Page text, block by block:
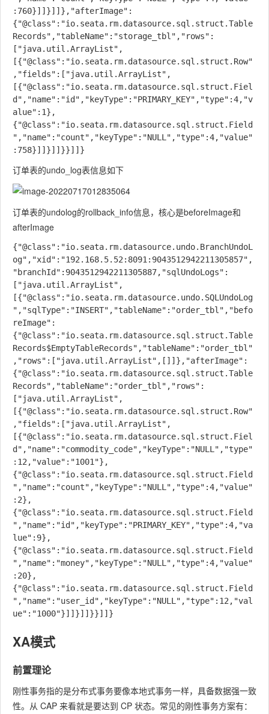
:760}]]}]]},"afterImage":
{"@class":"io.seata.rm.datasource.sql.struct.Table
Records","tableName":"storage_tbl","rows":
["java.util.ArrayList",
[{"@class":"io.seata.rm.datasource.sql.struct.Row"
,"fields":["java.util.ArrayList",
[{"@class":"io.seata.rm.datasource.sql.struct.Fiel
d","name":"id","keyType":"PRIMARY_KEY","type":4,"v
alue":1},
{"@class":"io.seata.rm.datasource.sql.struct.Field
","name":"count","keyType":"NULL","type":4,"value"
订单表的undo_log表信息如下
订单表的undolog的rollback_info信息，核心是beforeImage和
afterImage
{"@class":"io.seata.rm.datasource.undo.BranchUndoL
og","xid":"192.168.5.52:8091:9043512942211305857",
"branchId":9043512942211305887,"sqlUndoLogs":
["java.util.ArrayList",
[{"@class":"io.seata.rm.datasource.undo.SQLUndoLog
","sqlType":"INSERT","tableName":"order_tbl","befo
reImage":
{"@class":"io.seata.rm.datasource.sql.struct.Table
Records$EmptyTableRecords","tableName":"order_tbl"
,"rows":["java.util.ArrayList",[]]},"afterImage":
{"@class":"io.seata.rm.datasource.sql.struct.Table
Records","tableName":"order_tbl","rows":
["java.util.ArrayList",
[{"@class":"io.seata.rm.datasource.sql.struct.Row"
,"fields":["java.util.ArrayList",
[{"@class":"io.seata.rm.datasource.sql.struct.Fiel
d","name":"commodity_code","keyType":"NULL","type"
:12,"value":"1001"},
{"@class":"io.seata.rm.datasource.sql.struct.Field
","name":"count","keyType":"NULL","type":4,"value"
:2},
{"@class":"io.seata.rm.datasource.sql.struct.Field
","name":"id","keyType":"PRIMARY_KEY","type":4,"va
lue":9},
{"@class":"io.seata.rm.datasource.sql.struct.Field
","name":"money","keyType":"NULL","type":4,"value"
:20},
{"@class":"io.seata.rm.datasource.sql.struct.Field
","name":"user_id","keyType":"NULL","type":12,"val
XA模式
前置理论
刚性事务指的是分布式事务要像本地式事务⼀样，具备数据强⼀致
性。从 CAP 来看就是要达到 CP 状态。常见的刚性事务方案有：